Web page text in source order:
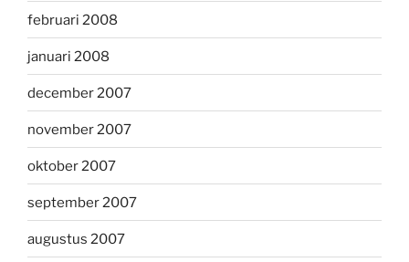
februari 2008
januari 2008
december 2007
november 2007
oktober 2007
september 2007
augustus 2007